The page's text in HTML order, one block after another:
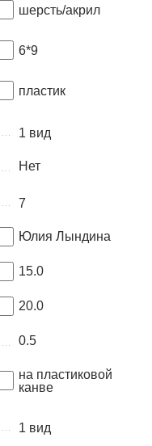
шерсть/акрил
6*9
пластик
1 вид
Нет
7
Юлия Лындина
15.0
20.0
0.5
на пластиковой
канве
1 вид